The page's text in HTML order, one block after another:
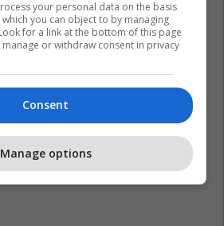
your personal data on the basis
you can object to by managing
for a link at the bottom of this page
or withdraw consent in privacy
Consent
Manage options